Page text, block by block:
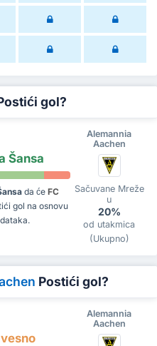
gol?
Alemannia
Aachen
Šansa
da će FC
gol na osnovu
Sačuvane Mreže
u
20%
od utakmica
(Ukupno)
Postići gol?
Alemannia
Aachen